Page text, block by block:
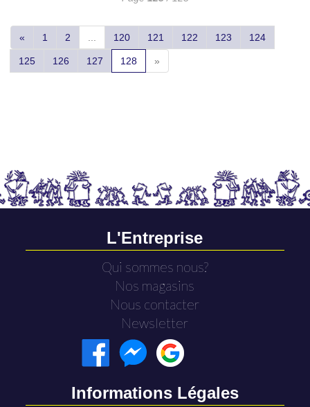
« 1 2 120 121 122 123 124
125 126 127 128 »
L'Entreprise
Qui sommes nous?
Nos magasins
Nous contacter
Newsletter
Informations Légales